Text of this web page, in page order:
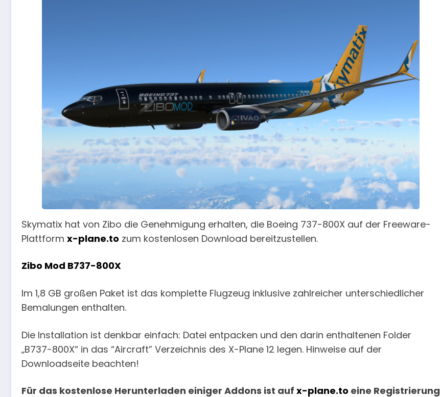
Skymatix hat von Zibo die Genehmigung erhalten, die Boeing 737-800X auf der Freeware-
Plattform x-plane.to zum kostenlosen Download bereitzustellen.
Zibo Mod B737-800X
Im 1,8 GB großen Paket ist das komplette Flugzeug inklusive zahlreicher unterschiedlicher
Bemalungen enthalten.
Die Installation ist denkbar einfach: Datei entpacken und den darin enthaltenen Folder
„B737-800X“ in das “Aircraft” Verzeichnis des X-Plane 12 legen. Hinweise auf der
Downloadseite beachten!
Für das kostenlose Herunterladen einiger Addons ist auf x-plane.to eine Registrierung